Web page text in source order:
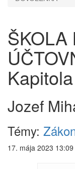
ŠKOLA
Jozef
Témy:
17. mája 2023 13:09